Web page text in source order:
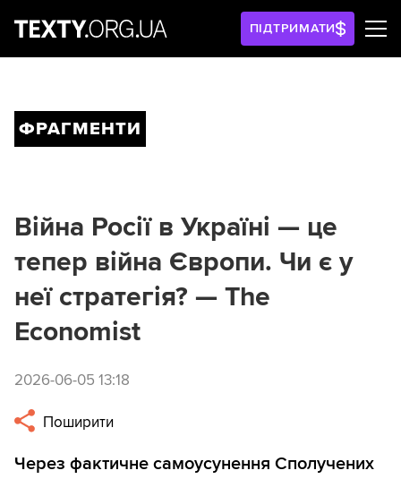
ПІДТРИМАТИ
ФРАГМЕНТИ
Війна Росії в Україні — це
тепер війна Європи. Чи є у
неї стратегія? — The
Economist
2026-06-05 13:18
Поширити
Через фактичне самоусунення Сполучених